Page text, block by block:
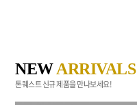
NEWARRIVALS
톤퀘스트 신규 제품을 만나보세요!